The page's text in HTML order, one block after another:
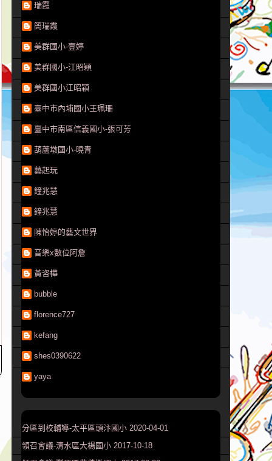
瑞霞
簡瑞霞
美群國小-壹婷
美群國小-江昭穎
美群國小江昭穎
臺中市內埔國小王珮珊
臺中市南區信義國小-張可芳
葫蘆墩國小-曉青
藝起玩
鐘兆慧
鐘兆慧
陳怡婷的藝文世界
音樂x數位阿詹
黃咨樺
bubble
florence727
kefang
shes0390622
yaya
分區到校輔導-太平區頭汴國小 2020-04-01
領召會議-清水區大楊國小 2017-10-18